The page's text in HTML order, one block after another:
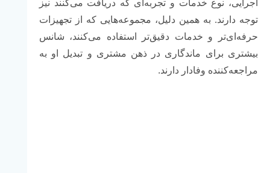
اجرایی، نوع خدمات و تجربه‌ای که دریافت می‌کنند نیز
توجه دارند. به همین دلیل، مجموعه‌هایی که از تجهیزات
حرفه‌ای‌تر و خدمات دقیق‌تر استفاده می‌کنند، شانس
بیشتری برای ماندگاری در ذهن مشتری و تبدیل او به
مراجعه‌کننده وفادار دارند.